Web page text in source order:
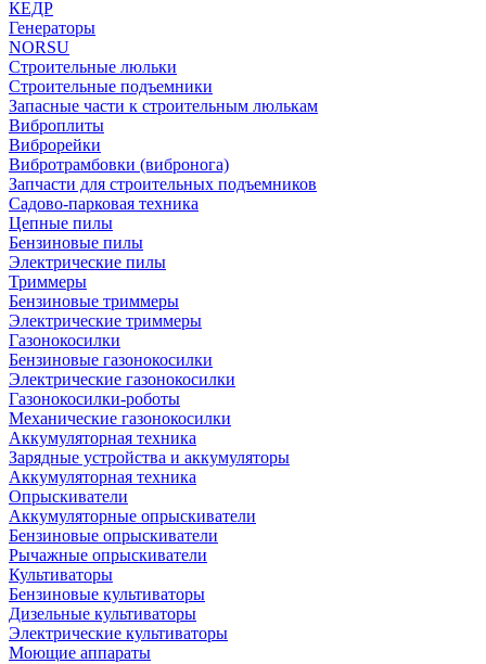
КЕДР
Генераторы
NORSU
Строительные люльки
Строительные подъемники
Запасные части к строительным люлькам
Виброплиты
Виброрейки
Вибротрамбовки (вибронога)
Запчасти для строительных подъемников
Садово-парковая техника
Цепные пилы
Бензиновые пилы
Электрические пилы
Триммеры
Бензиновые триммеры
Электрические триммеры
Газонокосилки
Бензиновые газонокосилки
Электрические газонокосилки
Газонокосилки-роботы
Механические газонокосилки
Аккумуляторная техника
Зарядные устройства и аккумуляторы
Аккумуляторная техника
Опрыскиватели
Аккумуляторные опрыскиватели
Бензиновые опрыскиватели
Рычажные опрыскиватели
Культиваторы
Бензиновые культиваторы
Дизельные культиваторы
Электрические культиваторы
Моющие аппараты